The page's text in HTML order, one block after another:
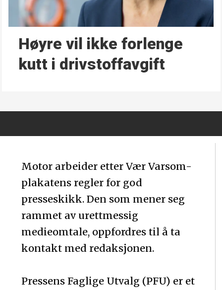
Høyre vil ikke forlenge
kutt i drivstoffavgift
Motor arbeider etter Vær Varsom-
plakatens regler for god
presseskikk. Den som mener seg
rammet av urettmessig
medieomtale, oppfordres til å ta
kontakt med redaksjonen.
Pressens Faglige Utvalg (PFU) er et